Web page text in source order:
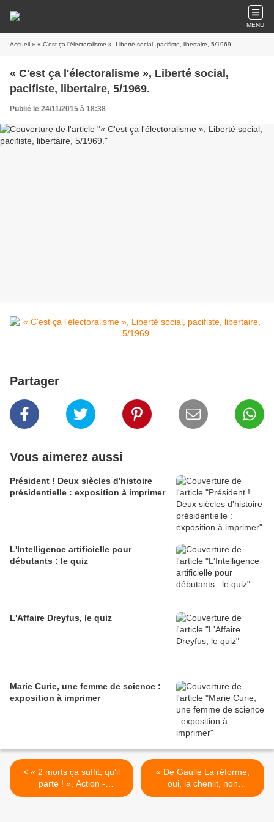
MENU
Accueil » « C'est ça l'électoralisme », Liberté social, pacifiste, libertaire, 5/1969.
« C'est ça l'électoralisme », Liberté social,
pacifiste, libertaire, 5/1969.
Publié le 24/11/2015 à 18:38
Partager
Vous aimerez aussi
Président ! Deux siècles d'histoire
présidentielle : exposition à imprimer
L'Intelligence artificielle pour
débutants : le quiz
L'Affaire Dreyfus, le quiz
Marie Curie, une femme de science :
exposition à imprimer
< « 2 morts ça suffit, qu'il
parte ! », Action -
Hebdomadaire de
« De Gaulle La réforme,
oui, la chenlit, non
Boulogne billancourt.